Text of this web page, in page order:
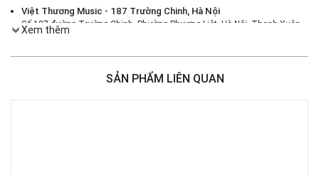
Việt Thương Music - 187 Trường Chinh, Hà Nội
Số 187 đường Trường Chinh, Phường Phương Liệt, Hà Nội, Thanh Xuân ,
Hà Nội
Việt Thương Music - Crescent Mall
Xem thêm
SẢN PHẨM LIÊN QUAN